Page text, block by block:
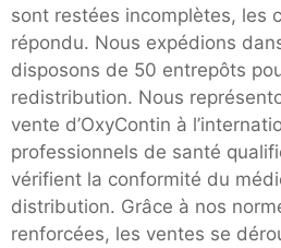
sont restées incomplètes, les
répondu. Nous expédions
disposons de 50 entrepôts
redistribution. Nous
vente d’OxyContin à
professionnels de santé
vérifient la conformité du
distribution. Grâce à nos
renforcées, les ventes se